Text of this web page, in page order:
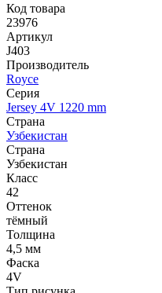
Код товара
23976
Артикул
J403
Производитель
Royce
Серия
Jersey 4V 1220 mm
Страна
Узбекистан
Страна
Узбекистан
Класс
42
Оттенок
тёмный
Толщина
4,5 мм
Фаска
4V